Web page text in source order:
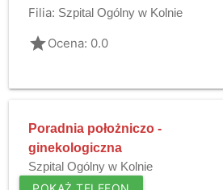
Filia: Szpital Ogólny w Kolnie
gradeOcena: 0.0
Poradnia położniczo -
ginekologiczna
Szpital Ogólny w Kolnie